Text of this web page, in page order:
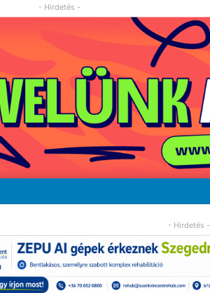
- Hirdetés -
- Hirdetés -